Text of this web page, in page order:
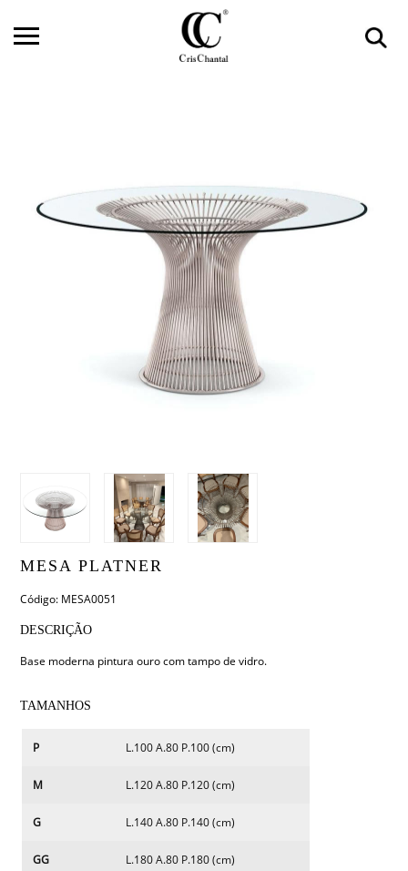
MESA PLATNER
Código: MESA0051
DESCRIÇÃO
Base moderna pintura ouro com tampo de vidro.
TAMANHOS
P L.100 A.80 P.100 (cm)
M L.120 A.80 P.120 (cm)
G L.140 A.80 P.140 (cm)
GG L.180 A.80 P.180 (cm)